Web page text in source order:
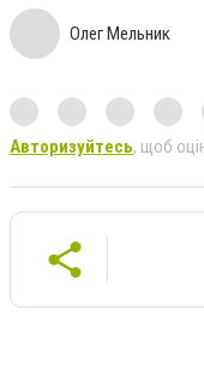
Олег Мельник
Авторизуйтесь, щоб